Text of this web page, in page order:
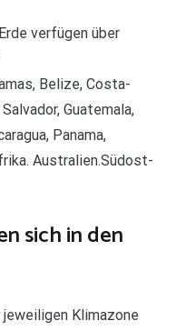
verfügen über
Belize, Costa-
Guatemala,
Panama,
Australien.Südost-
sich in den
Klimazone